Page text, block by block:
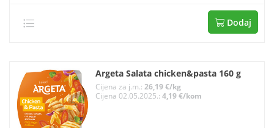
Dodaj
Argeta Salata chicken&pasta 160 g
Cijena za j.m.: 26,19 €/kg
Cijena 02.05.2025.: 4,19 €/kom